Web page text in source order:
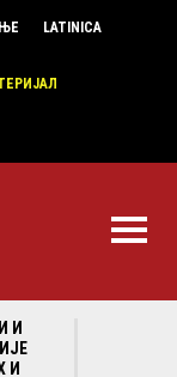
LATINICA
И
И